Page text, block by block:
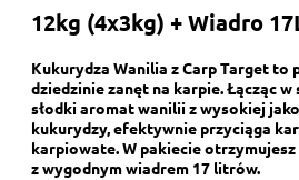
12kg (4x3kg) + Wiadro
Kukurydza Wanilia z Carp Target to
dziedzinie zanęt na karpie. Łącząc
słodki aromat wanilii z wysokiej
kukurydzy, efektywnie przyciąga
karpiowate. W pakiecie otrzymujesz
z wygodnym wiadrem 17 litrów.